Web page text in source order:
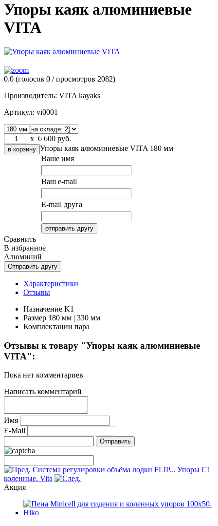
Упоры каяк алюминиевые
VITA
0.0 (голосов 0 / просмотров 2082)
Производитель: VITA kayaks
Артикул: vi0001
x 6 600 руб.
Упоры каяк алюминиевые VITA 180 мм
Ваше имя
Ваш e-mail
E-mail друга
Сравнить
В избранное
Алюминий
Характеристики
Отзывы
Назначение K1
Размер 180 мм | 330 мм
Комплектации пара
Отзывы к товару "Упоры каяк алюминиевые
VITA":
Пока нет комментариев
Написать комментарий
Имя
E-Mail
Система регулировки объёма лодки FLIP... Упоры C1
коленные. Vita
Акция